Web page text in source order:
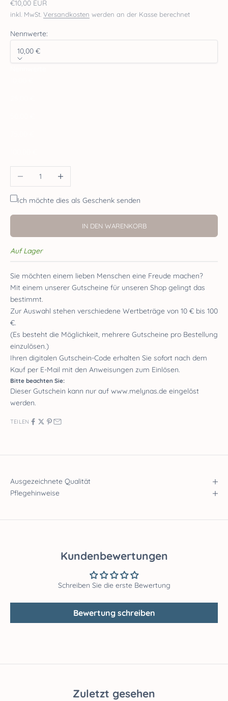
Angebot
€10,00 EUR
inkl. MwSt. Versandkosten werden an der Kasse berechnet
Nennwerte:
10,00 €
Anzahl verringernAnzahl erhöhen
Ich möchte dies als Geschenk senden
IN DEN WARENKORB
Auf Lager
Sie möchten einem lieben Menschen eine Freude machen?
Mit einem unserer Gutscheine für unseren Shop gelingt das
bestimmt.
Zur Auswahl stehen verschiedene Wertbeträge von 10 € bis 100
€.
(Es besteht die Möglichkeit, mehrere Gutscheine pro Bestellung
einzulösen.)
Ihren digitalen Gutschein-Code erhalten Sie sofort nach dem
Kauf per E-Mail mit den Anweisungen zum Einlösen.
Bitte beachten Sie:
Dieser Gutschein kann nur auf www.melynas.de eingelöst
werden.
TEILEN
Ausgezeichnete Qualität
Pflegehinweise
Kundenbewertungen
Schreiben Sie die erste Bewertung
Bewertung schreiben
Zuletzt gesehen